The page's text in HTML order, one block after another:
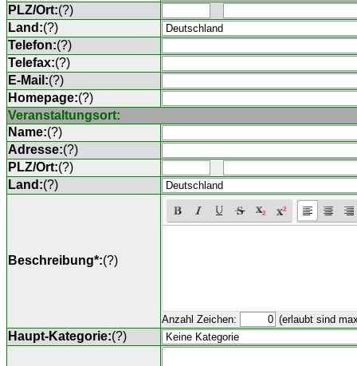
PLZ/Ort:(?)
Land:(?)
Telefon:(?)
Telefax:(?)
E-Mail:(?)
Homepage:(?)
Veranstaltungsort:
Name:(?)
Adresse:(?)
PLZ/Ort:(?)
Land:(?)
Beschreibung*:(?)
Anzahl Zeichen: (erlaubt sind
Haupt-Kategorie:(?)